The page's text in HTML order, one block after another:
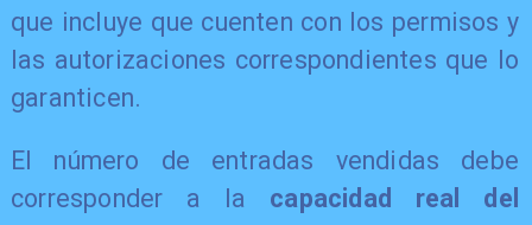
que incluye que cuenten con los permisos y
las autorizaciones correspondientes que lo
garanticen.
El número de entradas vendidas debe
corresponder a la capacidad real del